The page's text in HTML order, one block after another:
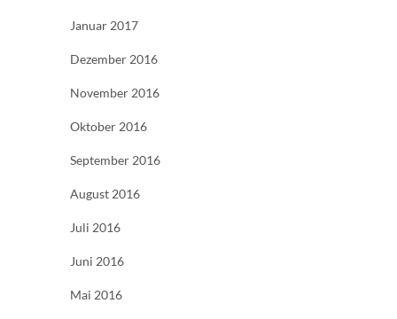
Januar 2017
Dezember 2016
November 2016
Oktober 2016
September 2016
August 2016
Juli 2016
Juni 2016
Mai 2016